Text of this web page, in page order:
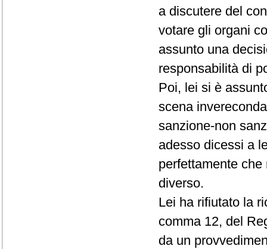
a discutere del
votare gli organi
assunto una
responsabilità di
Poi, lei si è
scena
sanzione-non
adesso dicessi a
perfettamente
diverso.
Lei ha rifiutato la
comma 12, del
da un